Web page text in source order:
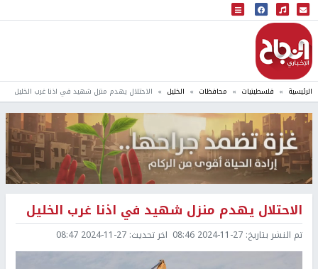
البث المباشر
إذاعة النجاح
الرئيسية فلسطينيات محافظات الخليل الاحتلال يهدم منزل شهيد في اذنا غرب الخليل
الاحتلال يهدم منزل شهيد في اذنا غرب الخليل
تم النشر بتاريخ: 2024-11-27 08:46 اخر تحديث: 2024-11-27 08:47